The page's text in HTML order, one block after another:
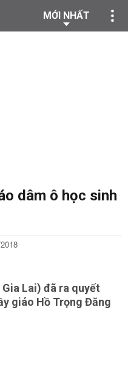
MỚI NHẤT
dâm ô học sinh
Lai) đã ra quyết
giáo Hồ Trọng Đăng